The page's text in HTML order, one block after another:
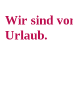
Wir sind
Urlaub.